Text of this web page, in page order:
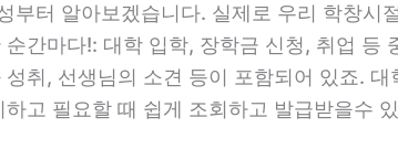
부터 알아보겠습니다. 실제로 우리 학창
간마다!: 대학 입학, 장학금 신청, 취업
취, 선생님의 소견 등이 포함되어 있죠.
고 필요할 때 쉽게 조회하고 발급받을수